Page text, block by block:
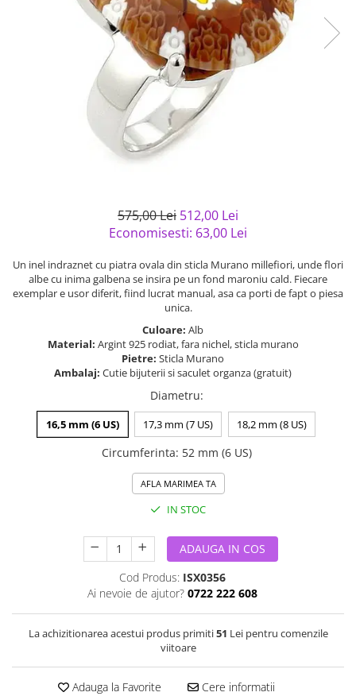
semipretioase
Bijuterii argint placat cu aur
Bijuterii argint cu diverse
Bijuterii argint cu murano
Bijuterii de Lux
Bijuterii gotice si rock
Bijuterii Handmade
Bijuterii fantezie
Casete si cutii de bijuterii
Bijuterii tungsten
Solutii si lavete de curatare
575,00 Lei 512,00 Lei
Economisesti: 63,00 Lei
Un inel indraznet cu piatra ovala din sticla Murano millefiori, unde flori
albe cu inima galbena se insira pe un fond maroniu cald. Fiecare
exemplar e usor diferit, fiind lucrat manual, asa ca porti de fapt o piesa
unica.
Culoare: Alb
Material: Argint 925 rodiat, fara nichel, sticla murano
Pietre: Sticla Murano
Ambalaj: Cutie bijuterii si saculet organza (gratuit)
Diametru:
16,5 mm (6 US) 17,3 mm (7 US) 18,2 mm (8 US)
Circumferinta: 52 mm (6 US)
AFLA MARIMEA TA
IN STOC
ADAUGA IN COS
Cod Produs: ISX0356
Ai nevoie de ajutor? 0722 222 608
La achizitionarea acestui produs primiti51 Lei pentru comenzile
viitoare
Adauga la Favorite Cere informatii